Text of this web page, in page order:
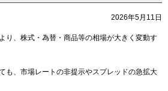
2026年5月11日
り、株式・為替・商品等の相場が大きく変動す
も、市場レートの非提示やスプレッドの急拡大